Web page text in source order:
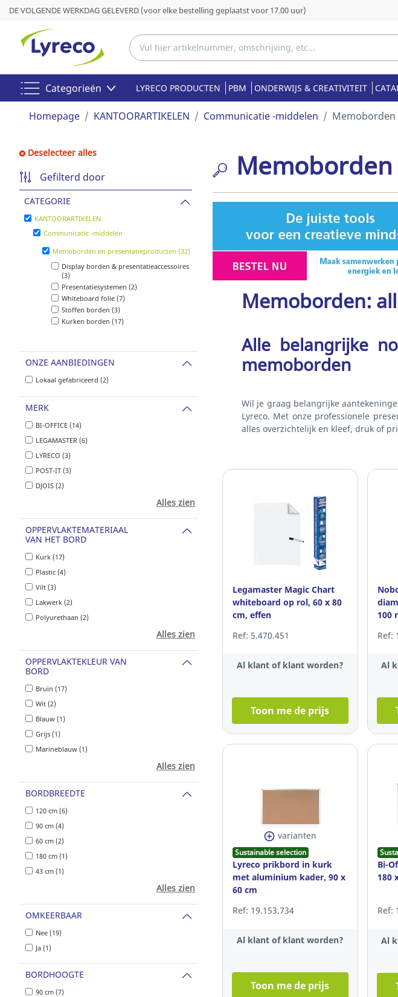
DE VOLGENDE WERKDAG GELEVERD (voor elke bestelling geplaatst voor 17.00 uur)
Categorieën LYRECO PRODUCTEN PBM ONDERWIJS & CREATIVITEIT
Homepage KANTOORARTIKELEN Communicatie -middelen
Deselecteer alles
Gefilterd door
CATEGORIE
KANTOORARTIKELEN
Communicatie -middelen
Memoborden en presentatieproducten (32)
Display borden & presentatieaccessoires
(3)
Presentatiesystemen (2)
Whiteboard folie (7)
Stoffen borden (3)
Kurken borden (17)
ONZE AANBIEDINGEN
Lokaal gefabriceerd (2)
MERK
BI-OFFICE (14)
LEGAMASTER (6)
LYRECO (3)
POST-IT (3)
DJOIS (2)
Alles zien
OPPERVLAKTEMATERIAAL
VAN HET BORD
Kurk (17)
Plastic (4)
Vilt (3)
Lakwerk (2)
Polyurethaan (2)
Alles zien
OPPERVLAKTEKLEUR VAN
BORD
Bruin (17)
Wit (2)
Blauw (1)
Grijs (1)
Marineblauw (1)
Alles zien
BORDBREEDTE
120 cm (6)
90 cm (4)
60 cm (2)
180 cm (1)
43 cm (1)
Alles zien
OMKEERBAAR
Nee (19)
Ja (1)
BORDHOOGTE
90 cm (7)
Memoborden:
Alle belangrijke
memoborden
Wil je graag belangrijke
Lyreco. Met onze professionele
alles overzichtelijk en kleef, druk of
Legamaster Magic Chart
whiteboard op rol, 60 x 80
cm, effen
Ref: 5.470.451
Al klant of klant worden?
Toon me de prijs
100
Ref:
Al
varianten
Sustainable selection
Lyreco prikbord in kurk
met aluminium kader, 90 x
60 cm
Ref: 19.153.734
Al klant of klant worden?
Toon me de prijs
Bi-
180
Ref:
Al